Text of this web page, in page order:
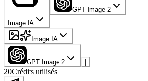
Image IA
GPT Image 2
Image IA
GPT Image 2
20Crédits utilisés